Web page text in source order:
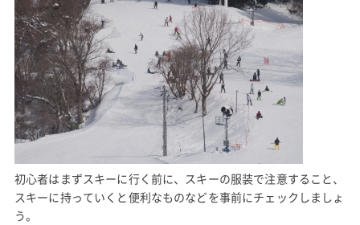
初心者はまずスキーに行く前に、スキーの服装で注意すること、
スキーに持っていくと便利なものなどを事前にチェックしましょ
う。